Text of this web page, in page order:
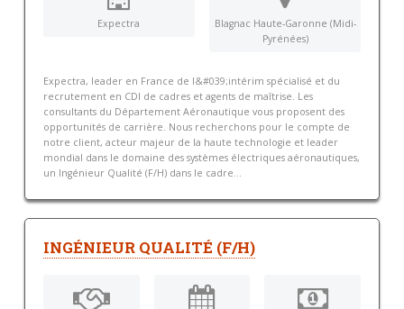
Expectra
Blagnac Haute-Garonne (Midi-
Pyrénées)
Expectra, leader en France de l&#039;intérim spécialisé et du
recrutement en CDI de cadres et agents de maîtrise. Les
consultants du Département Aéronautique vous proposent des
opportunités de carrière. Nous recherchons pour le compte de
notre client, acteur majeur de la haute technologie et leader
mondial dans le domaine des systèmes électriques aéronautiques,
un Ingénieur Qualité (F/H) dans le cadre...
INGÉNIEUR QUALITÉ (F/H)